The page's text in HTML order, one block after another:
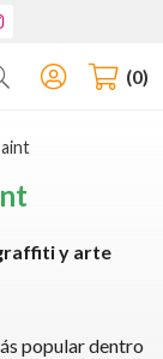
Buscar 0
y arte
popular dentro